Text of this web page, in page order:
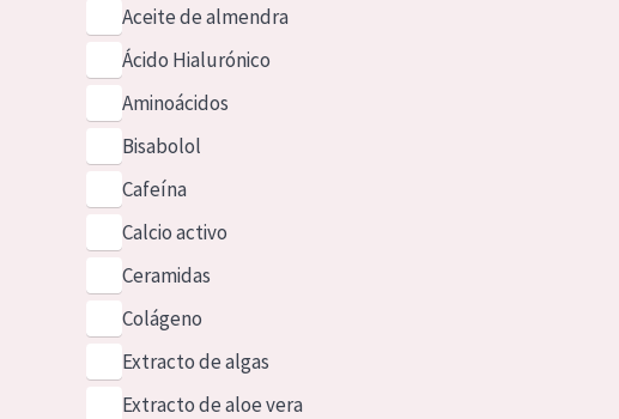
Aceite de almendra
Ácido Hialurónico
Aminoácidos
Bisabolol
Cafeína
Calcio activo
Ceramidas
Colágeno
Extracto de algas
Extracto de aloe vera